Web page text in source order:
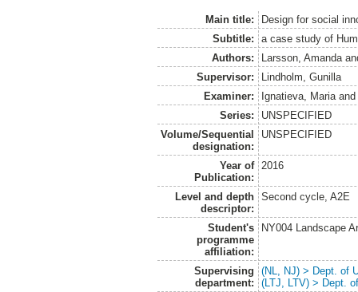
Main title:
Design for social
Subtitle:
a case study of
Authors:
Larsson, Amanda
Supervisor:
Lindholm, Gunilla
Examiner:
Ignatieva, Maria
Series:
UNSPECIFIED
Volume/Sequential
designation:
UNSPECIFIED
Year of
Publication:
2016
Level and depth
descriptor:
Second cycle, A2E
Student's
programme
affiliation:
NY004 Landscape
Supervising
department:
(NL, NJ) > Dept. of
(LTJ, LTV) > Dept.